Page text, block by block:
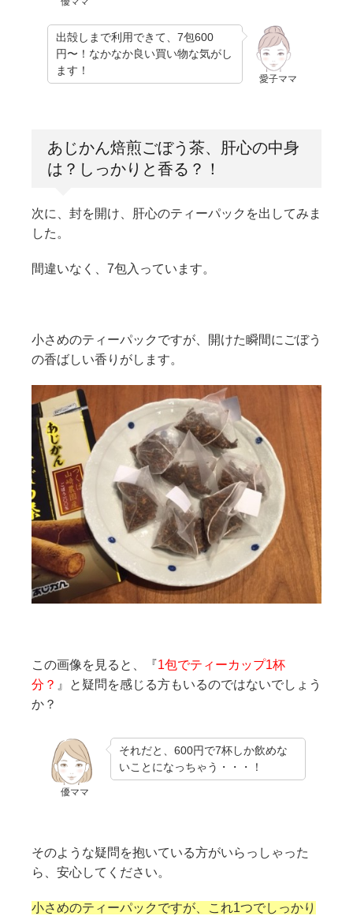
愛子ママ
出殻しまで利用できて、7包600
円〜！なかなか良い買い物な気がし
ます！
あじかん焙煎ごぼう茶、肝心の中身
は？しっかりと香る？！
次に、封を開け、肝心のティーパックを出してみま
した。
間違いなく、7包入っています。
小さめのティーパックですが、開けた瞬間にごぼう
の香ばしい香りがします。
この画像を見ると、『1包でティーカップ1杯
分？ 』と疑問を感じる方もいるのではないでしょう
か？
優ママ
それだと、600円で7杯しか飲めな
いことになっちゃう・・・！
そのような疑問を抱いている方がいらっしゃった
ら、安心してください。
小さめのティーパックですが、これ1つでしっかり